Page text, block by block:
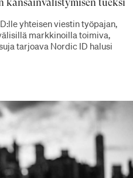
kansainvälistymisen tueksi
yhteisen viestin työpajan,
markkinoilla toimiva,
tarjoava Nordic ID halusi